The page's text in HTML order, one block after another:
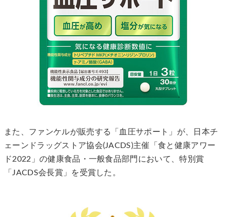
また、ファンケルが販売する「血圧サポート」が、日本チ
ェーンドラッグストア協会(JACDS)主催「食と健康アワー
ド2022」の健康食品・一般食品部門において、特別賞
「JACDS会長賞」を受賞した。